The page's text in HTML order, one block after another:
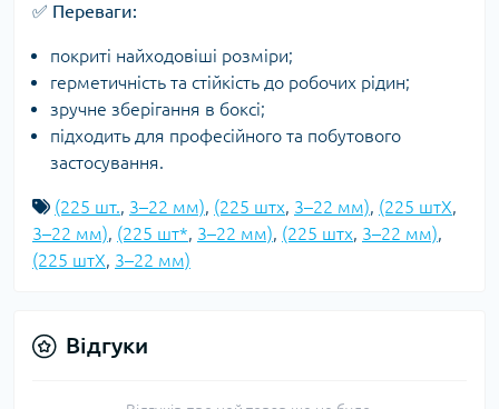
✅ Переваги:
покриті найходовіші розміри;
герметичність та стійкість до робочих рідин;
зручне зберігання в боксі;
підходить для професійного та побутового
застосування.
(225 шт., 3–22 мм), (225 штx, 3–22 мм), (225 штX,
3–22 мм), (225 шт*, 3–22 мм), (225 штх, 3–22 мм),
(225 штХ, 3–22 мм)
Відгуки